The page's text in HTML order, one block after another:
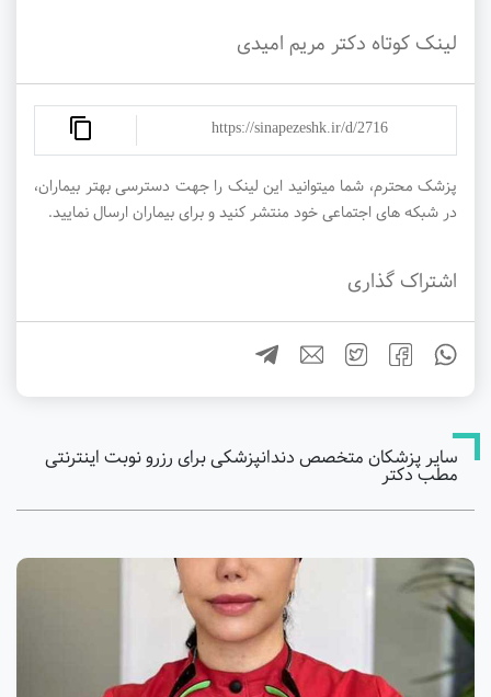
لینک کوتاه دکتر مریم امیدی
https://sinapezeshk.ir/d/2716
پزشک محترم، شما میتوانید این لینک را جهت دسترسی بهتر بیماران،
در شبکه های اجتماعی خود منتشر کنید و برای بیماران ارسال نمایید.
اشتراک گذاری
سایر پزشکان متخصص دندانپزشکی برای رزرو نوبت اینترنتی
مطب دکتر